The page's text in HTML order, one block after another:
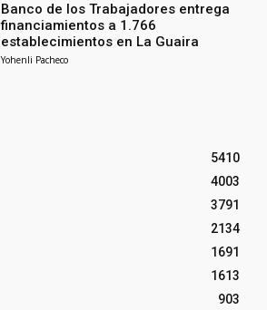
Banco de los Trabajadores entrega
financiamientos a 1.766
establecimientos en La Guaira
Yohenli Pacheco
5410
4003
3791
2134
1691
1613
903